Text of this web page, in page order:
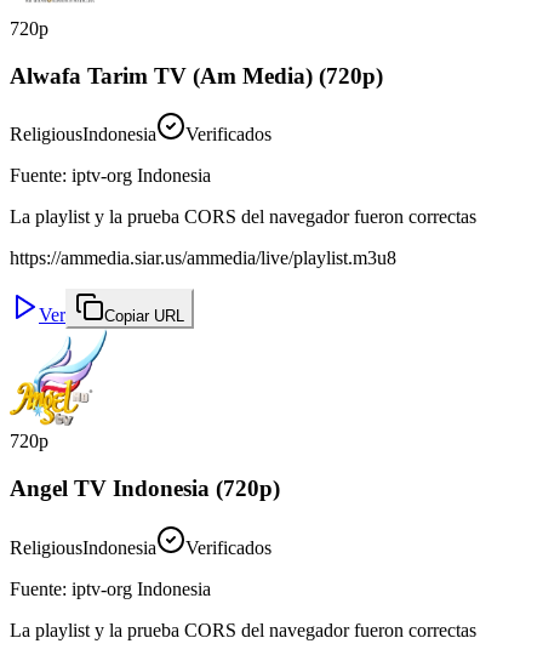
720p
Alwafa Tarim TV (Am Media) (720p)
ReligiousIndonesia
Verificados
Fuente: iptv-org Indonesia
La playlist y la prueba CORS del navegador fueron correctas
https://ammedia.siar.us/ammedia/live/playlist.m3u8
Ver Copiar URL
720p
Angel TV Indonesia (720p)
ReligiousIndonesia
Verificados
Fuente: iptv-org Indonesia
La playlist y la prueba CORS del navegador fueron correctas